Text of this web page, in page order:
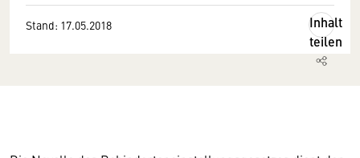
Stand: 17.05.2018
Inhalt
teilen